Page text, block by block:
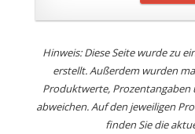
Hinweis: Diese Seite wurde zu
erstellt. Außerdem wurden
Produktwerte, Prozentangaben
abweichen. Auf den jeweiligen
finden Sie die